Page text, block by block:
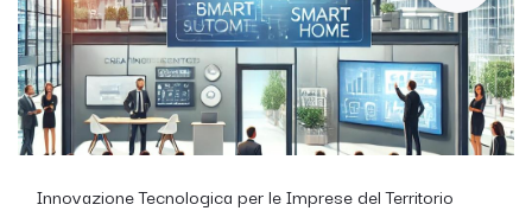
Innovazione Tecnologica per le Imprese del Territorio